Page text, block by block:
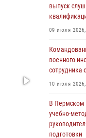
10 июля
военного
10 июля
выпуск
09 июля
выпуск
09 июля
военного
сотрудника
10 июля
В Пермском
учебно-
подготовки